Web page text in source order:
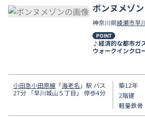
ボンヌメゾン
神奈川県綾瀬市早
POINT
♪経済的な都市ガ
ウォークインクロ
小田急小田原線 「海老名 」駅 バス
27分 「早川城山５丁目」 停歩4分
築12年
2階建
軽量鉄骨